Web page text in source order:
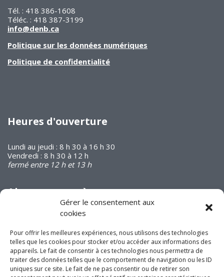
Gérer le consentement aux
cookies
Pour offrir les meilleures expériences, nous utilisons des technologies
telles que les cookies pour stocker et/ou accéder aux informations des
appareils. Le fait de consentir à ces technologies nous permettra de
traiter des données telles que le comportement de navigation ou les ID
uniques sur ce site. Le fait de ne pas consentir ou de retirer son
Tél. : 418 386-1608
Téléc. : 418 387-3199
info@denb.ca
Politique sur les données numériques
Politique de confidentialité
Heures d'ouverture
Lundi au jeudi : 8 h 30 à 16 h 30
Vendredi : 8 h 30 à 12 h
fermé entre 12 h et 13 h
Abonnez-vous à
notre infolettre
Joignez-vous à nous